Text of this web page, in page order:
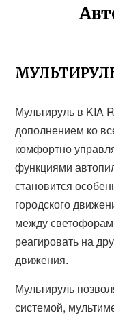
МУЛЬТИРУЛЬ
Мультируль в KIA
дополнением ко
комфортно
функциями
становится
городского
между
реагировать на
движения.
Мультируль
системой,